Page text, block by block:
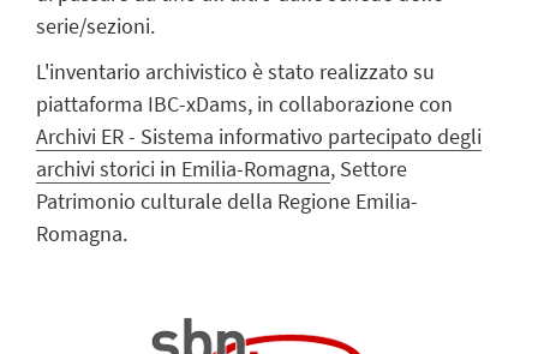
serie/sezioni.
L'inventario archivistico è stato realizzato su
piattaforma IBC-xDams, in collaborazione con
Archivi ER - Sistema informativo partecipato degli
archivi storici in Emilia-Romagna, Settore
Patrimonio culturale della Regione Emilia-
Romagna.